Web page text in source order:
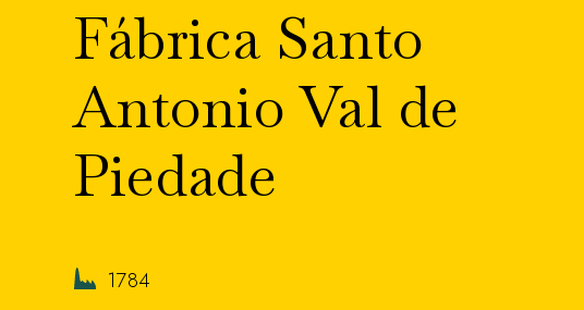
Fábrica Santo
Antonio Val de
Piedade
1784